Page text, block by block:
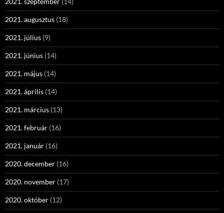
2021. augusztus (18)
2021. július (9)
2021. június (14)
2021. május (14)
2021. április (14)
2021. március (13)
2021. február (16)
2021. január (16)
2020. december (16)
2020. november (17)
2020. október (12)